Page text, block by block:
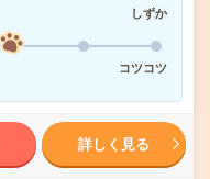
しずか
コツコツ
詳しく見る